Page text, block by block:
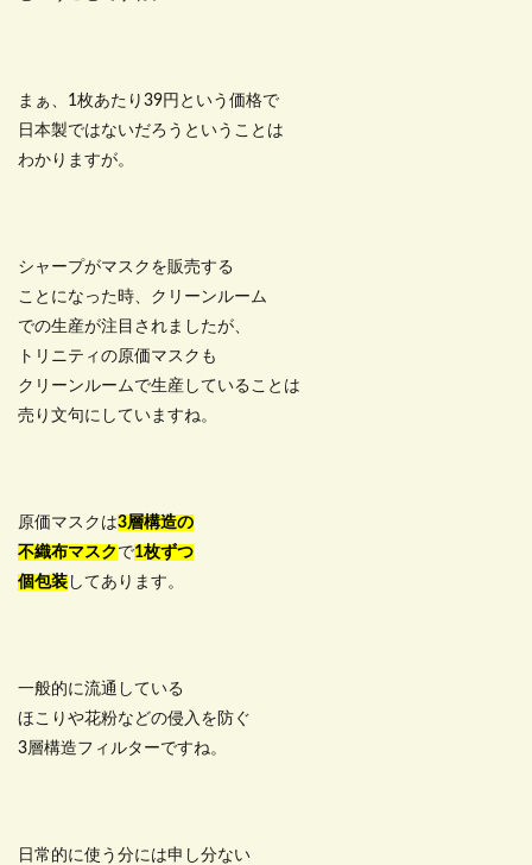
まぁ、1枚あたり39円という価格で
日本製ではないだろうということは
わかりますが。
シャープがマスクを販売する
ことになった時、クリーンルーム
での生産が注目されましたが、
トリニティの原価マスクも
クリーンルームで生産していることは
売り文句にしていますね。
原価マスクは3層構造の
不織布マスク で1枚ずつ
個包装 してあります。
一般的に流通している
ほこりや花粉などの侵入を防ぐ
3層構造フィルターですね。
日常的に使う分には申し分ない